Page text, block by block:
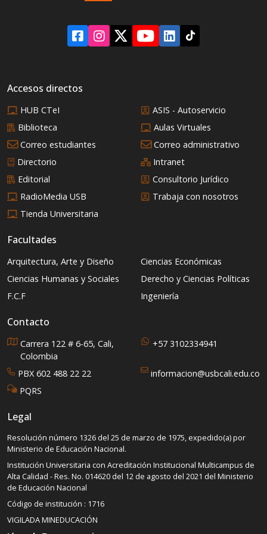
mundial?
Accesos directos
HUB CTeI
ASIS - Autoservicio
Biblioteca
Aulas Virtuales
Correo estudiantes
Correo administrativo
Directorio
Intranet
Editorial
Consultorio Jurídico
RadioMedia USB
Trabaja con nosotros
Tienda Universitaria
Facultades
Arquitectura, Arte y Diseño
Ciencias Económicas
Ciencias Humanas y Sociales
Derecho y Ciencias Políticas
F.C.F
Ingeniería
Contacto
Carrera 122 # 6-65, Cali,
Colombia
+57 3102334941
PBX 602 488 22 22
informacion@usbcali.edu.co
PQRS
Legal
Resolución número 1326 del 25 de marzo de 1975, expedido(a) por
Ministerio de Educación Nacional.
Institución Universitaria con Acreditación Institucional Multicampus de
Alta Calidad - Res. No. 014620 del 12 de agosto del 2021 del Ministerio
de Educación Nacional
Código de institución : 1716
VIGILADA MINEDUCACIÓN